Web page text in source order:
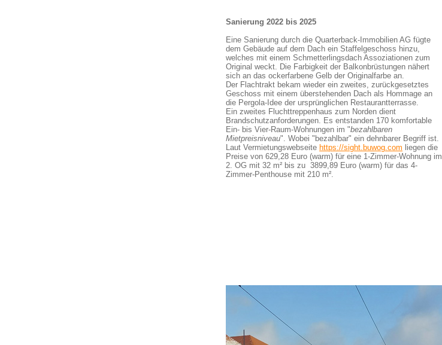
Sanierung 2022 bis 2025
Eine Sanierung durch die Quarterback-Immobilien AG fügte
dem Gebäude auf dem Dach ein Staffelgeschoss hinzu,
welches mit einem Schmetterlingsdach Assoziationen zum
Original weckt. Die Farbigkeit der Balkonbrüstungen nähert
sich an das ockerfarbene Gelb der Originalfarbe an.
Der Flachtrakt bekam wieder ein zweites, zurückgesetztes
Geschoss mit einem überstehenden Dach als Hommage an
die Pergola-Idee der ursprünglichen Restaurantterrasse.
Ein zweites Fluchttreppenhaus zum Norden dient
Brandschutzanforderungen. Es entstanden 170 komfortable
Ein- bis Vier-Raum-Wohnungen im "bezahlbaren
Mietpreisniveau". Wobei "bezahlbar" ein dehnbarer Begriff ist.
Laut Vermietungswebseite https://sight.buwog.com liegen die
Preise von 629,28 Euro (warm) für eine 1-Zimmer-Wohnung im
2. OG mit 32 m² bis zu 3899,89 Euro (warm) für das 4-
Zimmer-Penthouse mit 210 m².